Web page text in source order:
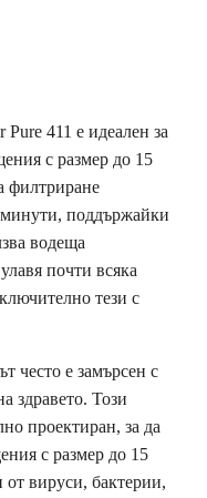
411 е идеален за
с размер до 15
филтриране
минути, поддържайки
водеща
почти всяка
тези с
често е замърсен с
здравето. Този
проектиран, за да
с размер до 15
вируси, бактерии,